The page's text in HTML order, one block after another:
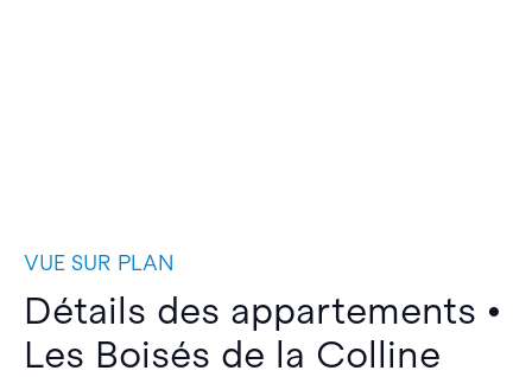
VUE SUR PLAN
Détails des appartements •
Les Boisés de la Colline